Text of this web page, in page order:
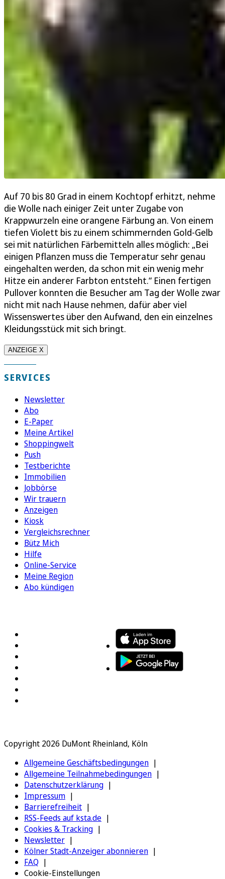
Auf 70 bis 80 Grad in einem Kochtopf erhitzt, nehme
die Wolle nach einiger Zeit unter Zugabe von
Krappwurzeln eine orangene Färbung an. Von einem
tiefen Violett bis zu einem schimmernden Gold-Gelb
sei mit natürlichen Färbemitteln alles möglich: „Bei
einigen Pflanzen muss die Temperatur sehr genau
eingehalten werden, da schon mit ein wenig mehr
Hitze ein anderer Farbton entsteht.“ Einen fertigen
Pullover konnten die Besucher am Tag der Wolle zwar
nicht mit nach Hause nehmen, dafür aber viel
Wissenswertes über den Aufwand, den ein einzelnes
Kleidungsstück mit sich bringt.
ANZEIGE X
SERVICES
Newsletter
Abo
E-Paper
Meine Artikel
Shoppingwelt
Push
Testberichte
Immobilien
Jobbörse
Wir trauern
Anzeigen
Kiosk
Vergleichsrechner
Bütz Mich
Hilfe
Online-Service
Meine Region
Abo kündigen
Copyright 2026 DuMont Rheinland, Köln
Allgemeine Geschäftsbedingungen
Allgemeine Teilnahmebedingungen
Datenschutzerklärung
Impressum
Barrierefreiheit
RSS-Feeds auf ksta.de
Cookies & Tracking
Newsletter
Kölner Stadt-Anzeiger abonnieren
FAQ
Cookie-Einstellungen